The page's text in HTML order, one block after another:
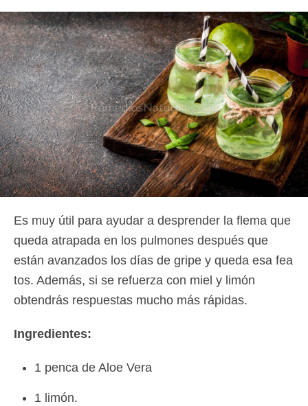
Es muy útil para ayudar a desprender la flema que
queda atrapada en los pulmones después que
están avanzados los días de gripe y queda esa fea
tos. Además, si se refuerza con miel y limón
obtendrás respuestas mucho más rápidas.
Ingredientes:
1 penca de Aloe Vera
1 limón.